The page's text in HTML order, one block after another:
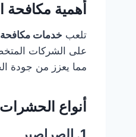
أهمية
تلعب خدمات
على الشركات
مما يعزز من جودة
أنواع